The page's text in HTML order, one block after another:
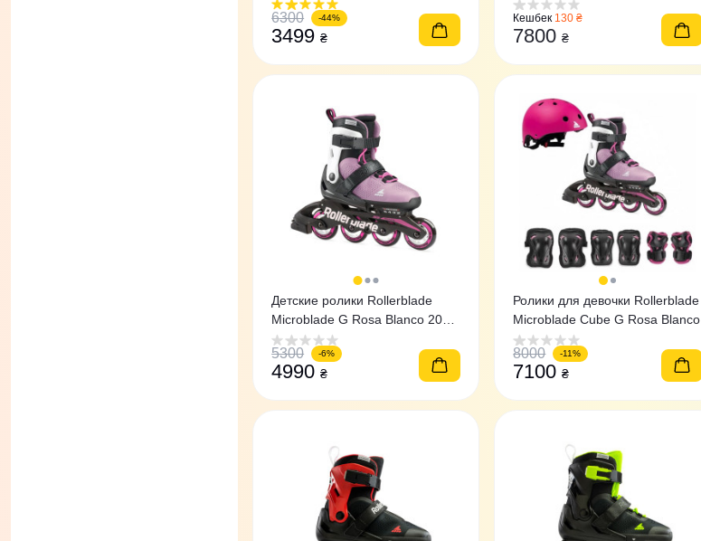
6300 -44%
3499₴
Кешбек 130 ₴
7800₴
Детские ролики Rollerblade
Microblade G Rosa Blanco 2021
розовые 36,5-40,5
5300 -6%
4990₴
Ролики для девочки Rollerblade
Microblade Cube G Rosa Blanco
8000 -11%
7100₴